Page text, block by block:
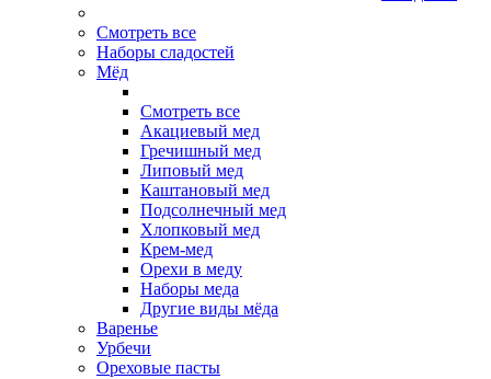
Смотреть все
Наборы сладостей
Мёд
Смотреть все
Акациевый мед
Гречишный мед
Липовый мед
Каштановый мед
Подсолнечный мед
Хлопковый мед
Крем-мед
Орехи в меду
Наборы меда
Другие виды мёда
Варенье
Урбечи
Ореховые пасты